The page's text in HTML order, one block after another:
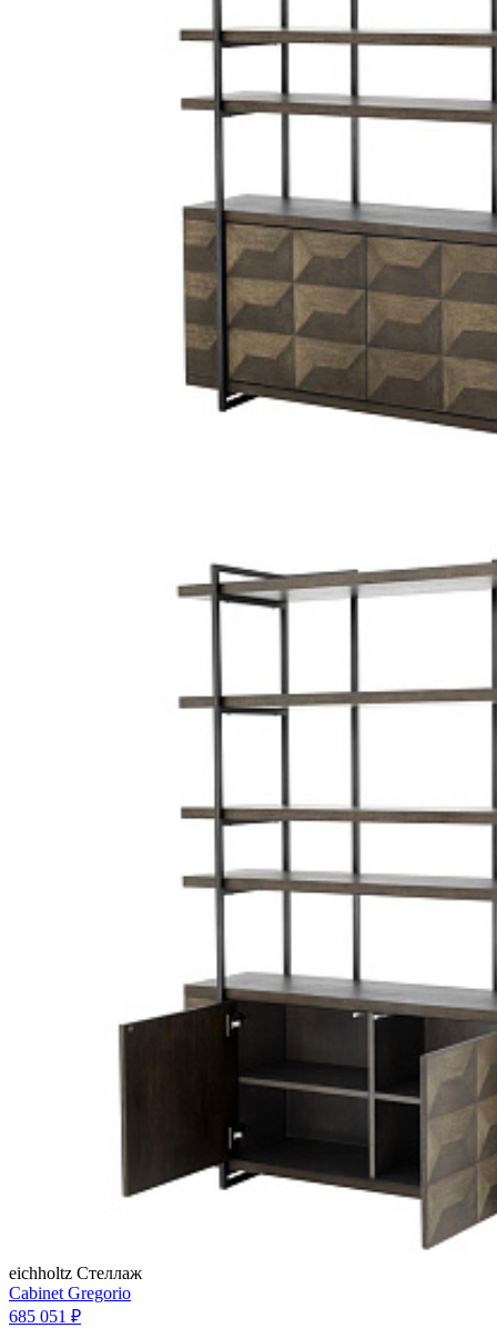
eichholtz Стеллаж
Cabinet Gregorio
685 051 ₽